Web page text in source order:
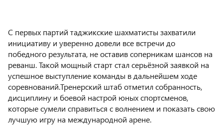
С первых партий таджикские шахматисты захватили
инициативу и уверенно довели все встречи до
победного результата, не оставив соперникам шансов на
реванш. Такой мощный старт стал серьёзной заявкой на
успешное выступление команды в дальнейшем ходе
соревнований.Тренерский штаб отметил собранность,
дисциплину и боевой настрой юных спортсменов,
которые сумели справиться с волнением и показать свою
лучшую игру на международной арене.